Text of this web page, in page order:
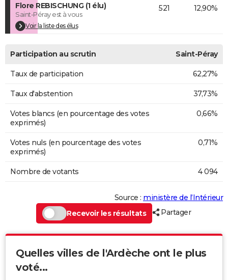
Flore REBISCHUNG (1 élu)
Saint-Péray est à vous
Voir la liste des élus
521 12,90%
Participation au scrutin Saint-Péray
Taux de participation 62,27%
Taux d'abstention 37,73%
Votes blancs (en pourcentage des votes
exprimés)
0,66%
Votes nuls (en pourcentage des votes
exprimés)
0,71%
Nombre de votants 4 094
Source : ministère de l’Intérieur
Recevoir les résultats
Partager
Quelles villes de l'Ardèche ont le plus
voté...